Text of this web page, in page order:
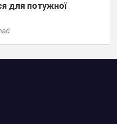
для потужної